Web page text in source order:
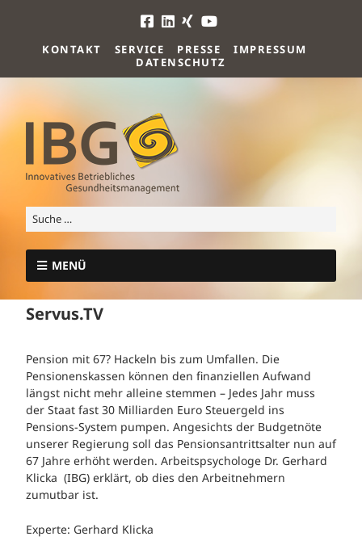
KONTAKT SERVICE PRESSE
IMPRESSUM
DATENSCHUTZ
MENÜ
Servus.TV
Pension mit 67? Hackeln bis zum Umfallen. Die
Pensionenskassen können den finanziellen Aufwand
längst nicht mehr alleine stemmen – Jedes Jahr muss
der Staat fast 30 Milliarden Euro Steuergeld ins
Pensions-System pumpen. Angesichts der Budgetnöte
unserer Regierung soll das Pensionsantrittsalter nun auf
67 Jahre erhöht werden. Arbeitspsychologe Dr. Gerhard
Klicka (IBG) erklärt, ob dies den Arbeitnehmern
zumutbar ist.
Experte: Gerhard Klicka